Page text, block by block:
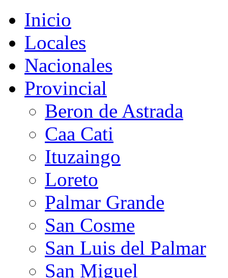
Inicio
Locales
Nacionales
Provincial
Beron de Astrada
Caa Cati
Ituzaingo
Loreto
Palmar Grande
San Cosme
San Luis del Palmar
San Miguel